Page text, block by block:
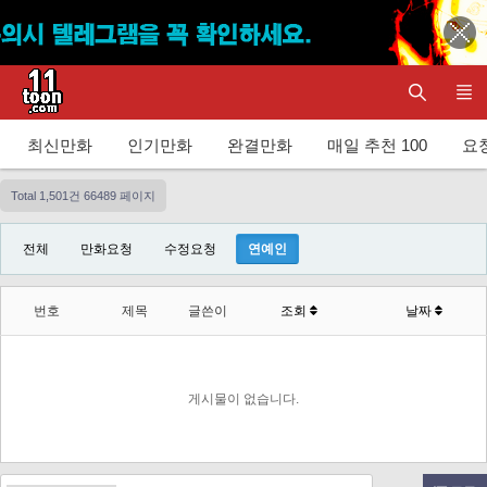
최신만화 인기만화 완결만화 매일 추천 100 요
Total 1,501건 66489 페이지
전체 만화요청 수정요청 연예인
번호 제목 글쓴이 조회 날짜
게시물이 없습니다.